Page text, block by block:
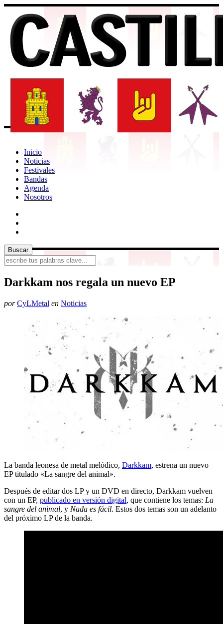
Inicio
Noticias
Festivales
Bandas
Agenda
Nosotros
Darkkam nos regala un nuevo EP
por CyLMetal en Noticias
La banda leonesa de metal melódico, Darkkam, estrena un nuevo
EP titulado «La sangre del animal».
Después de editar dos LP y un DVD en directo, Darkkam vuelven
con un EP, publicado en versión digital, que contiene los temas: La
sangre del animal, y Nada es fácil. Estos dos temas son un adelanto
del próximo LP de la banda.